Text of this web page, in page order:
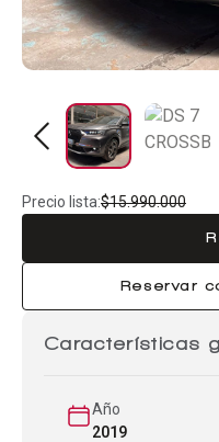
Precio lista:$15.990.000
Reservar
Características
Año
2019